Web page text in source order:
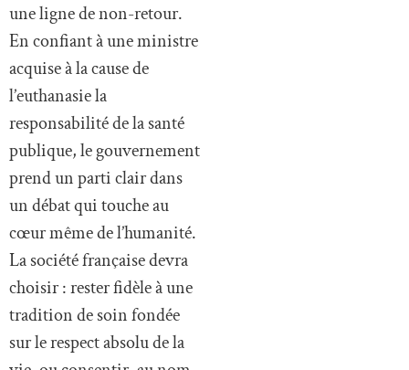
une ligne de non-retour.
En confiant à une ministre
acquise à la cause de
l’euthanasie la
responsabilité de la santé
publique, le gouvernement
prend un parti clair dans
un débat qui touche au
cœur même de l’humanité.
La société française devra
choisir : rester fidèle à une
tradition de soin fondée
sur le respect absolu de la